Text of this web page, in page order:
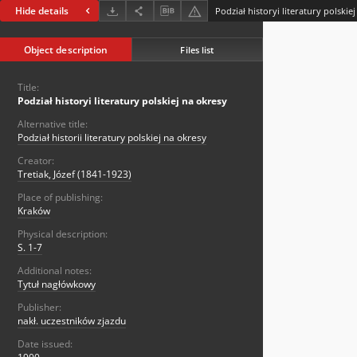
Hide details Podział historyi literatury
Object description Files list
Title:
Podział historyi literatury polskiej na okresy
Alternative title:
Podział historii literatury polskiej na okresy
Creator:
Tretiak, Józef (1841-1923)
Place of publishing:
Kraków
Physical description:
S. 1-7
Additional notes:
Tytuł nagłówkowy
Publisher:
nakł. uczestników zjazdu
Date issued: